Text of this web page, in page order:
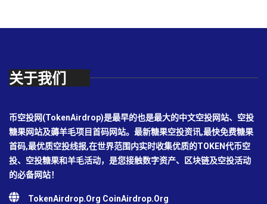
关于我们
币空投网(TokenAirdrop)是最早的也是最大的中文空投网站、空投
糖果网站及薅羊毛项目首码网站。最新糖果空投资讯,最快免费糖果
首码,最优质空投线报,在世界范围内实时收集优质的TOKEN代币空
投、空投糖果和羊毛活动，是您接触数字资产、区块链及空投活动
的必备网站！
TokenAirdrop.Org CoinAirdrop.Org